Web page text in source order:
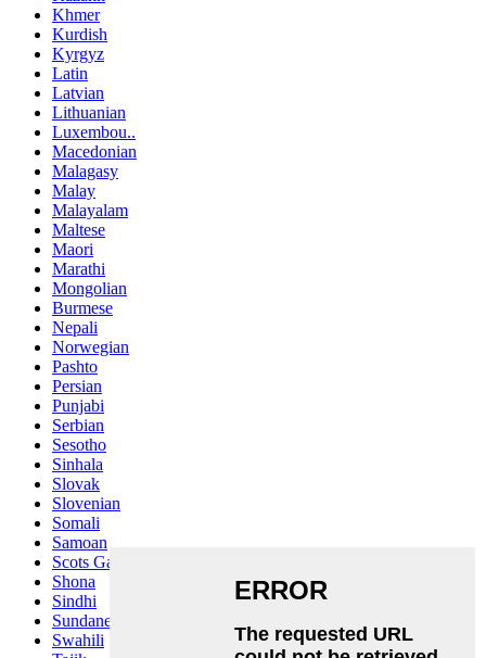
Khmer
Kurdish
Kyrgyz
Latin
Latvian
Lithuanian
Luxembou..
Macedonian
Malagasy
Malay
Malayalam
Maltese
Maori
Marathi
Mongolian
Burmese
Nepali
Norwegian
Pashto
Persian
Punjabi
Serbian
Sesotho
Sinhala
Slovak
Slovenian
Somali
Samoan
Scots Gaelic
Shona
Sindhi
Sundanese
Swahili